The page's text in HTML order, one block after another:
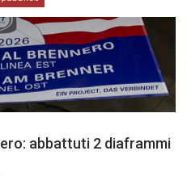
abbattuti 2 diaframmi